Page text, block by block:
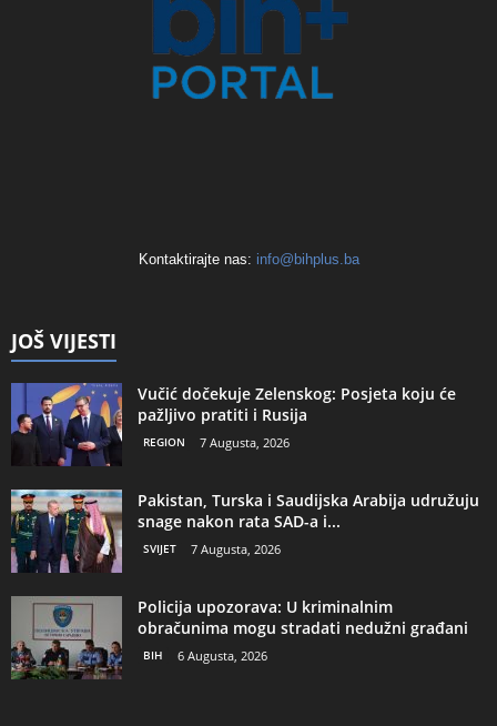
Kontaktirajte nas: info@bihplus.ba
JOŠ VIJESTI
Vučić dočekuje Zelenskog: Posjeta koju će
pažljivo pratiti i Rusija
REGION 7 Augusta, 2026
Pakistan, Turska i Saudijska Arabija udružuju
snage nakon rata SAD-a i...
SVIJET 7 Augusta, 2026
Policija upozorava: U kriminalnim
obračunima mogu stradati nedužni građani
BIH 6 Augusta, 2026